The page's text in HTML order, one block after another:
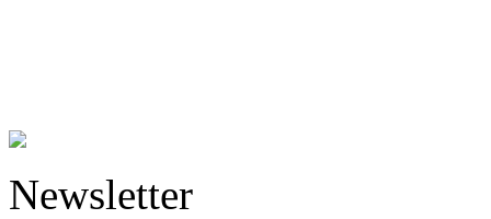
Newsletter